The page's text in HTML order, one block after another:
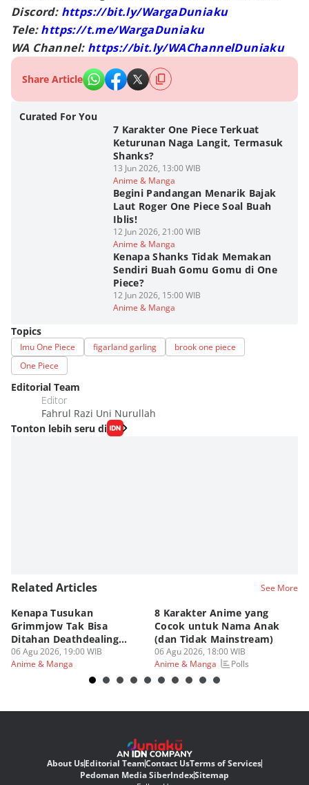
Discord: https://bit.ly/WargaDuniaku
Tele:https://t.me/WargaDuniaku
WA Channel: https://bit.ly/WAChannelDuniaku
Share Article
Curated For You
7 Karakter One Piece Terkuat
Keturunan Naga Langit, Termasuk
Shanks?
13 Jun 2026, 13:00 WIB
Anime & Manga
Begini Pandangan Menarik Bajak
Laut Roger One Piece Soal Buah
Iblis!
12 Jun 2026, 21:00 WIB
Anime & Manga
Kenapa Shanks Tidak Memakan
Sendiri Buah Gomu Gomu di One
Piece?
12 Jun 2026, 15:00 WIB
Anime & Manga
Topics
Imu One Piece figarland garling
brook one piece
One Piece
Editorial Team
Editor
Fahrul Razi Uni Nurullah
Tonton lebih seru di
Related Articles See More
Kenapa Tusukan
Grimmjow Tak Bisa
Ditahan Deathdealing
Askin Bleach?
06 Agu 2026, 19:00 WIB
Anime & Manga
8 Karakter Anime yang
Cocok untuk Nama Anak
(dan Tidak Mainstream)
06 Agu 2026, 18:00 WIB
Anime & Manga
Polls
About UsEditorial TeamContact UsTerms of Services
Pedoman Media SiberIndexSitemap